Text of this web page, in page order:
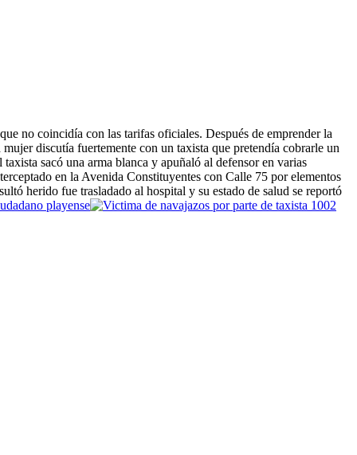
no coincidía con las tarifas oficiales. Después de emprender la
discutía fuertemente con un taxista que pretendía cobrarle un
sacó una arma blanca y apuñaló al defensor en varias
en la Avenida Constituyentes con Calle 75 por elementos
herido fue trasladado al hospital y su estado de salud se reportó